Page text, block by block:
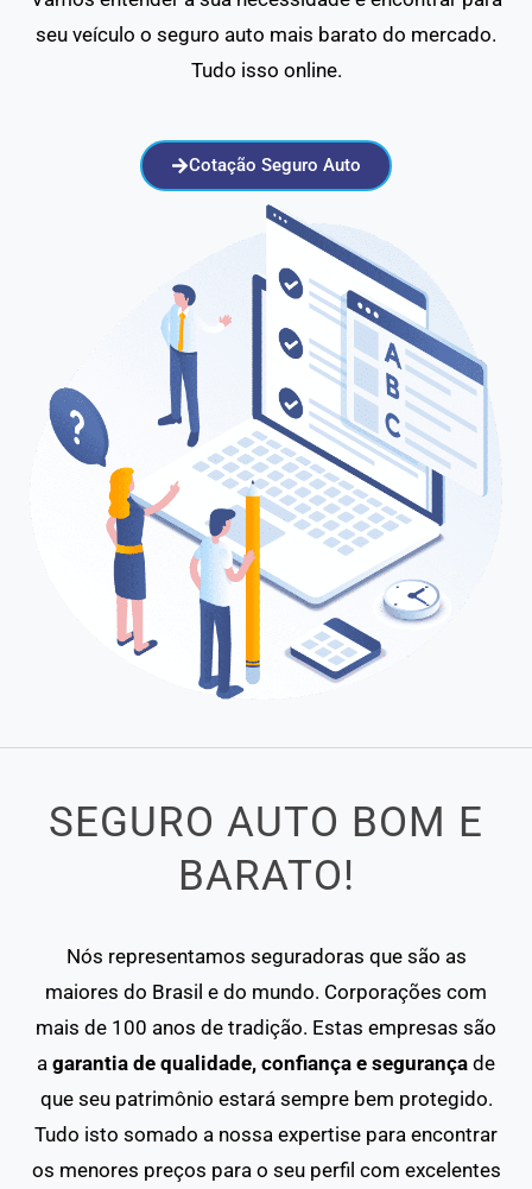
seu veículo o seguro auto mais barato do mercado.
Tudo isso online.
Cotação Seguro Auto
SEGURO AUTO BOM E
BARATO!
Nós representamos seguradoras que são as
maiores do Brasil e do mundo. Corporações com
mais de 100 anos de tradição. Estas empresas são
a garantia de qualidade, confiança e segurança de
que seu patrimônio estará sempre bem protegido.
Tudo isto somado a nossa expertise para encontrar
os menores preços para o seu perfil com excelentes